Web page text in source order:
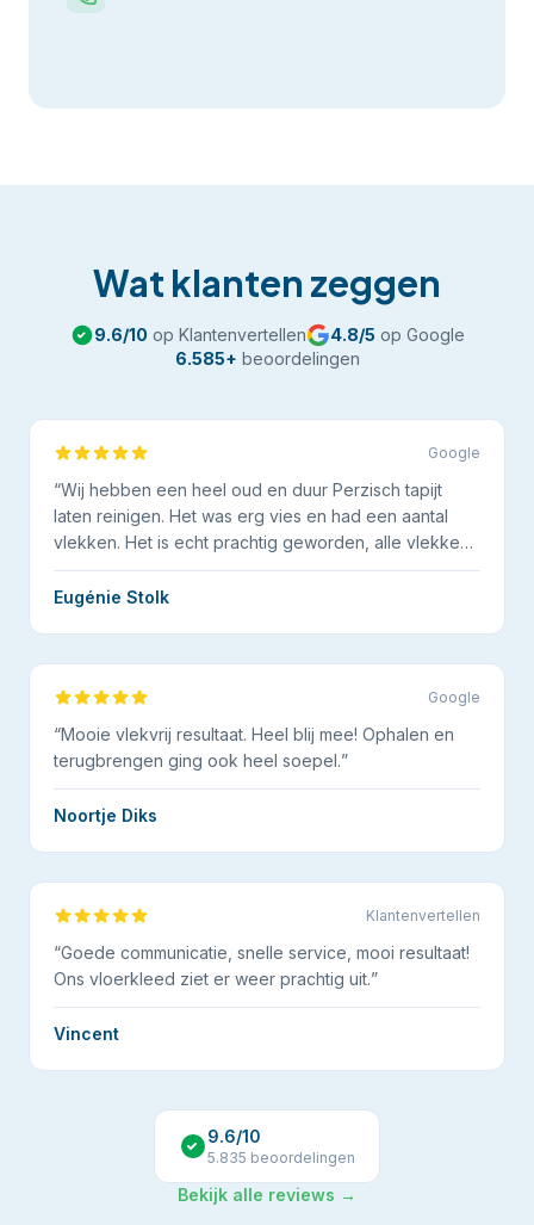
Wat klanten zeggen
9.6/10 op Klantenvertellen 4.8/5 op Google
6.585+ beoordelingen
Google
“Wij hebben een heel oud en duur Perzisch tapijt
laten reinigen. Het was erg vies en had een aantal
vlekken. Het is echt prachtig geworden, alle vlekken
eruit.”
Eugénie Stolk
Google
“Mooie vlekvrij resultaat. Heel blij mee! Ophalen en
terugbrengen ging ook heel soepel.”
Noortje Diks
Klantenvertellen
“Goede communicatie, snelle service, mooi resultaat!
Ons vloerkleed ziet er weer prachtig uit.”
Vincent
9.6/10
5.835 beoordelingen
Bekijk alle reviews →